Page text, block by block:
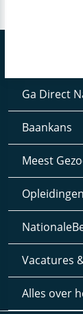
Ga Direct
Baankans
Meest
Opleidingen
Vacatures
Alles over